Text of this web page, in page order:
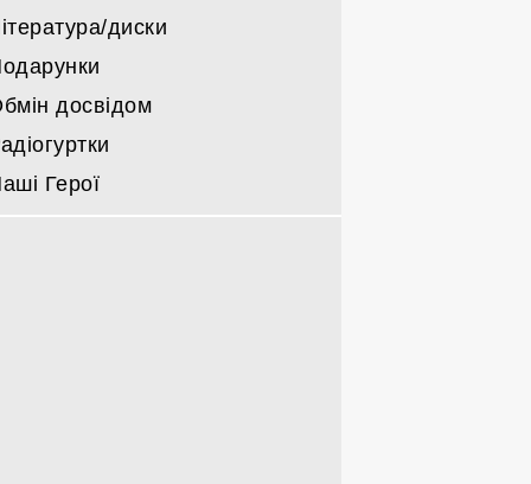
диски
досвідом
Герої